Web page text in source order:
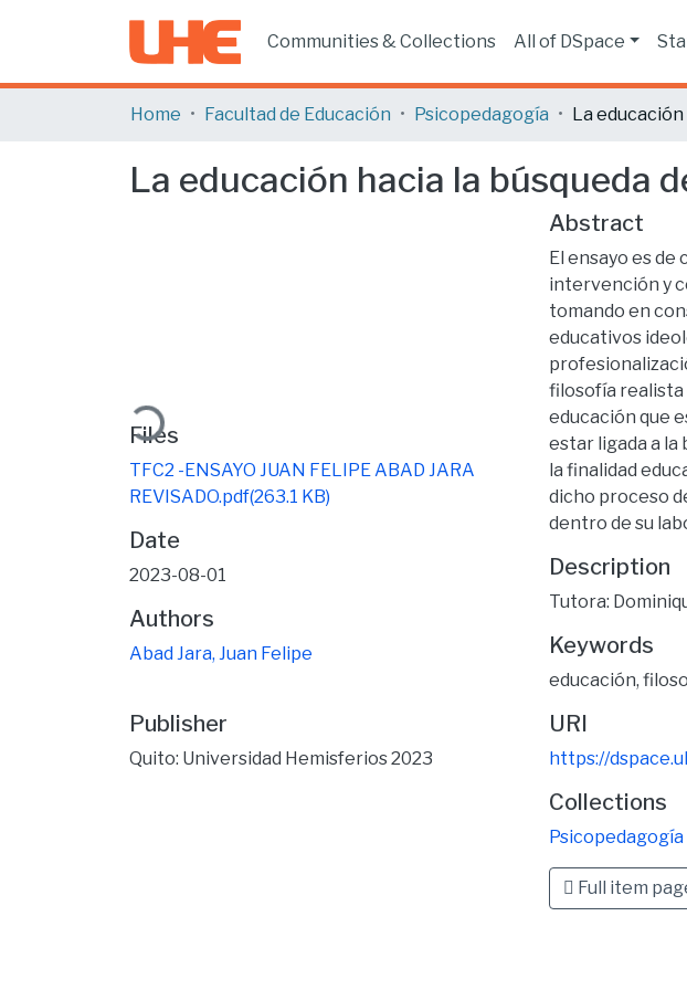
Communities & Collections All of DSpace
Home Facultad de Educación Psicopedagogía
La educación hacia la búsqueda
Loading...
Files
TFC2 -ENSAYO JUAN FELIPE ABAD JARA
REVISADO.pdf(263.1 KB)
Date
2023-08-01
Authors
Abad Jara, Juan Felipe
Publisher
Quito: Universidad Hemisferios 2023
Abstract
El ensayo es
intervención y
tomando en
educativos
filosofía realista
educación que
estar ligada a la
la finalidad
dicho proceso
dentro de su
Description
Tutora:
Keywords
educación,
URI
https://
Collections
Psicopedagogía
Full item